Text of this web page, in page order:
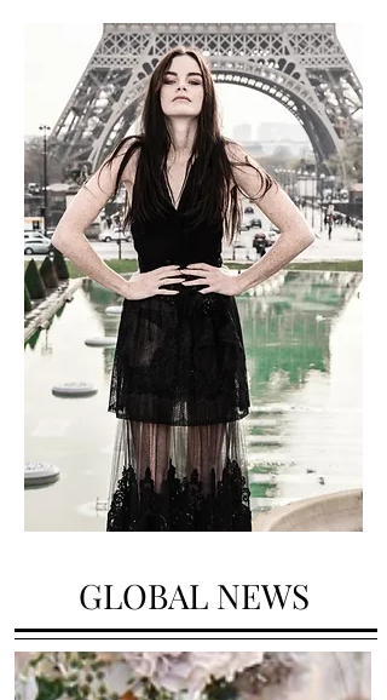
GLOBAL NEWS